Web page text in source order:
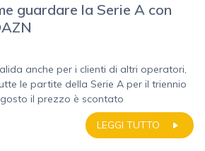
guardare la Serie A con
anche per i clienti di altri operatori,
le partite della Serie A per il triennio
il prezzo è scontato
LEGGI TUTTO